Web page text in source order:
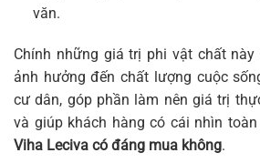
văn.
Chính những giá trị phi vật chất
ảnh hưởng đến chất lượng cuộc
cư dân, góp phần làm nên giá trị
và giúp khách hàng có cái nhìn
Viha Leciva có đáng mua không.